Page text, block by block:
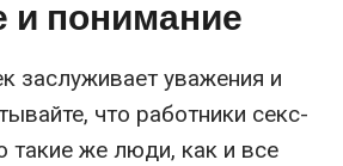
и понимание
заслуживает уважения и
что работники секс-
такие же люди, как и все